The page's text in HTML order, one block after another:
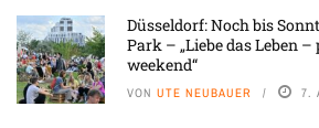
Düsseldorf: Noch bis
Park – „Liebe das Leben
weekend“
VON UTE NEUBAUER 7.